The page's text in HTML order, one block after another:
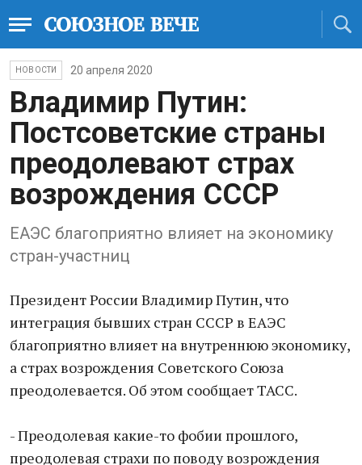
НОВОСТИ 20 апреля 2020
Владимир Путин:
Постсоветские страны
преодолевают страх
возрождения СССР
ЕАЭС благоприятно влияет на экономику
стран-участниц
Президент России Владимир Путин, что
интеграция бывших стран СССР в ЕАЭС
благоприятно влияет на внутреннюю экономику,
а страх возрождения Советского Союза
преодолевается. Об этом сообщает ТАСС.
- Преодолевая какие-то фобии прошлого,
преодолевая страхи по поводу возрождения